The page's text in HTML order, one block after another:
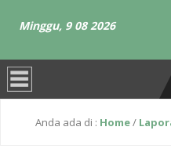
Minggu, 9 08 2026
Anda ada di : Home/